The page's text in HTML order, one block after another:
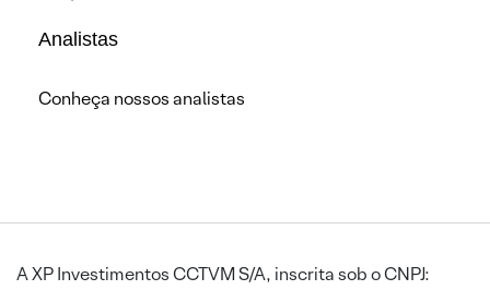
Analistas
Conheça nossos analistas
A XP Investimentos CCTVM S/A, inscrita sob o CNPJ: